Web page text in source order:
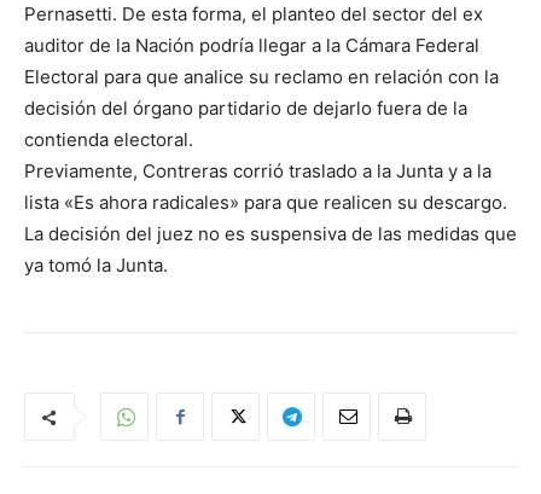
Pernasetti. De esta forma, el planteo del sector del ex
auditor de la Nación podría llegar a la Cámara Federal
Electoral para que analice su reclamo en relación con la
decisión del órgano partidario de dejarlo fuera de la
contienda electoral.
Previamente, Contreras corrió traslado a la Junta y a la
lista «Es ahora radicales» para que realicen su descargo.
La decisión del juez no es suspensiva de las medidas que
ya tomó la Junta.